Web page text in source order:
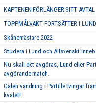
KAPTENEN FÖRLÄNGER SITT AVTAL
TOPPMÅLVAKT FORTSÄTTER I LUND
Skånemästare 2022
Studera i Lund och Allsvenskt
Nu skall det avgöras, Lund eller
avgörande match.
Galen vändning i Partille tvingar
kvalet!